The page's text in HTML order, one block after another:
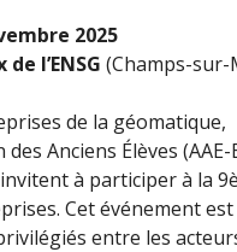
2025
de l’ENSG (Champs-sur-
de la géomatique,
des Anciens Élèves (AAE-
invitent à participer à la
Cet événement
entre les